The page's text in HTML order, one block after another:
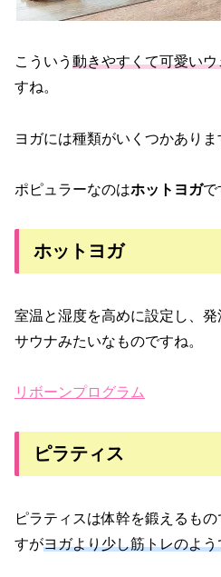
こういう 動きやすくて可愛いウ
すね。
ヨガには種類がいくつかありま
ポピュラーなのはホットヨガで
ホットヨガ
室温と湿度を高めに設定し、発
サウナみたいなものですね。
リボーンプログラム
ピラティス
ピラティスは体幹を鍛えるも
すがヨガより少し筋トレのよ